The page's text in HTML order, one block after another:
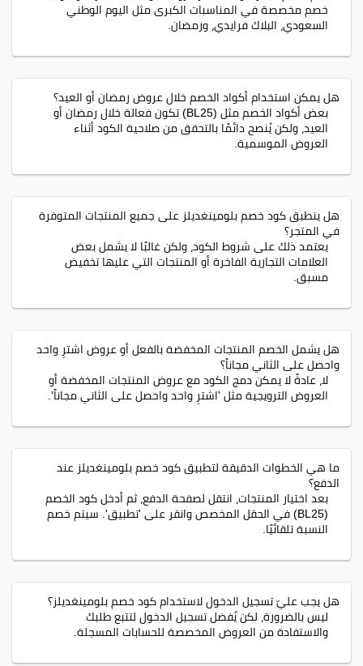
خصم مخصصة في المناسبات الكبرى مثل اليوم الوطني
السعودي، البلاك فرايدي، ورمضان.
هل يمكن استخدام أكواد الخصم خلال عروض رمضان أو العيد؟
بعض أكواد الخصم مثل (BL25) تكون فعالة خلال رمضان أو
العيد، ولكن يُنصح دائمًا بالتحقق من صلاحية الكود أثناء
العروض الموسمية.
هل ينطبق كود خصم بلومينغديلز على جميع المنتجات المتوفرة
في المتجر؟
يعتمد ذلك على شروط الكود، ولكن غالبًا لا يشمل بعض
العلامات التجارية الفاخرة أو المنتجات التي عليها تخفيض
مسبق.
هل يشمل الخصم المنتجات المخفضة بالفعل أو عروض اشترِ واحد
واحصل على الثاني مجاناً؟
لا، عادةً لا يمكن دمج الكود مع عروض المنتجات المخفضة أو
العروض الترويجية مثل 'اشترِ واحد واحصل على الثاني مجاناً'.
ما هي الخطوات الدقيقة لتطبيق كود خصم بلومينغديلز عند
الدفع؟
بعد اختيار المنتجات، انتقل لصفحة الدفع، ثم أدخل كود الخصم
(BL25) في الحقل المخصص وانقر على 'تطبيق'. سيتم خصم
النسبة تلقائيًا.
هل يجب عليّ تسجيل الدخول لاستخدام كود خصم بلومينغديلز؟
ليس بالضرورة، لكن يُفضل تسجيل الدخول لتتبع طلبك
والاستفادة من العروض المخصصة للحسابات المسجلة.